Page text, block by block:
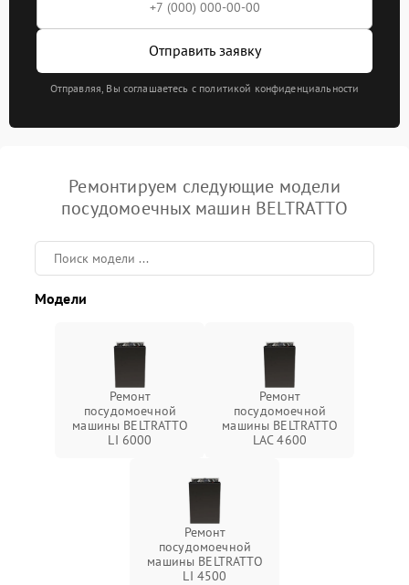
Отправить заявку
Отправляя, Вы соглашаетесь с политикой конфиденциальности
Ремонтируем следующие модели
посудомоечных машин BELTRATTO
Модели
Ремонт
посудомоечной
машины BELTRATTO
LI 6000
Ремонт
посудомоечной
машины BELTRATTO
LAC 4600
Ремонт
посудомоечной
машины BELTRATTO
LI 4500